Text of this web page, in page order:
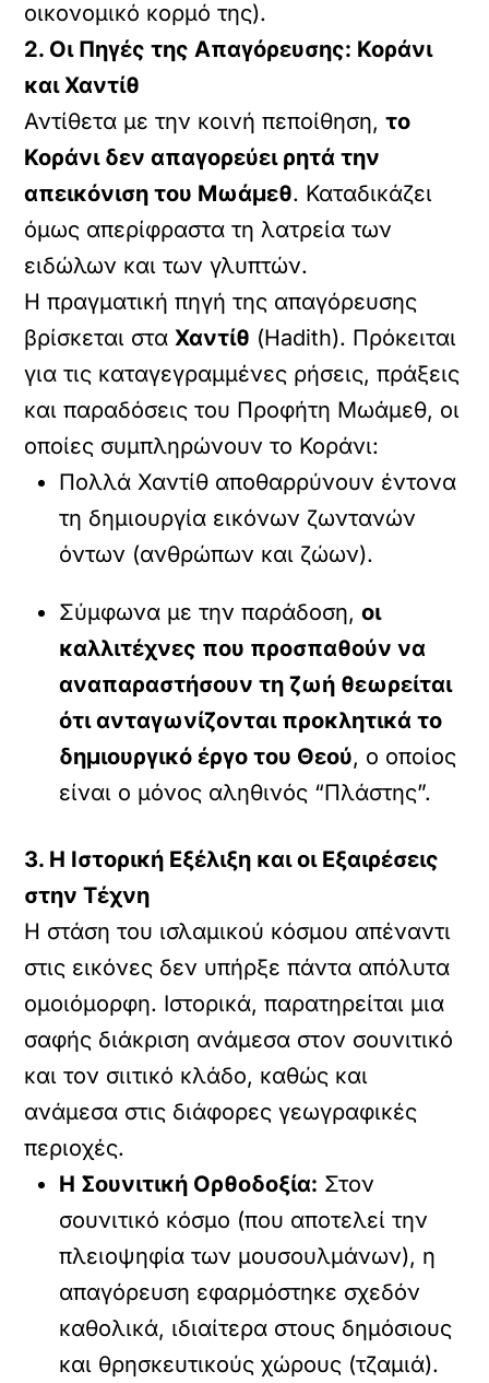
οικονομικό κορμό της).
2. Οι Πηγές της Απαγόρευσης: Κοράνι
και Χαντίθ
Αντίθετα με την κοινή πεποίθηση,το
Κοράνι δεν απαγορεύει ρητά την
απεικόνιση του Μωάμεθ. Καταδικάζει
όμως απερίφραστα τη λατρεία των
ειδώλων και των γλυπτών.
Η πραγματική πηγή της απαγόρευσης
βρίσκεται σταΧαντίθ (Hadith). Πρόκειται
για τις καταγεγραμμένες ρήσεις, πράξεις
και παραδόσεις του Προφήτη Μωάμεθ, οι
οποίες συμπληρώνουν το Κοράνι:
Πολλά Χαντίθ αποθαρρύνουν έντονα
τη δημιουργία εικόνων ζωντανών
όντων (ανθρώπων και ζώων).
Σύμφωνα με την παράδοση,οι
καλλιτέχνες που προσπαθούν να
αναπαραστήσουν τη ζωή θεωρείται
ότι ανταγωνίζονται προκλητικά το
δημιουργικό έργο του Θεού, ο οποίος
είναι ο μόνος αληθινός “Πλάστης”.
3. Η Ιστορική Εξέλιξη και οι Εξαιρέσεις
στην Τέχνη
Η στάση του ισλαμικού κόσμου απέναντι
στις εικόνες δεν υπήρξε πάντα απόλυτα
ομοιόμορφη. Ιστορικά, παρατηρείται μια
σαφής διάκριση ανάμεσα στον σουνιτικό
και τον σιιτικό κλάδο, καθώς και
ανάμεσα στις διάφορες γεωγραφικές
περιοχές.
Η Σουνιτική Ορθοδοξία: Στον
σουνιτικό κόσμο (που αποτελεί την
πλειοψηφία των μουσουλμάνων), η
απαγόρευση εφαρμόστηκε σχεδόν
καθολικά, ιδιαίτερα στους δημόσιους
και θρησκευτικούς χώρους (τζαμιά).